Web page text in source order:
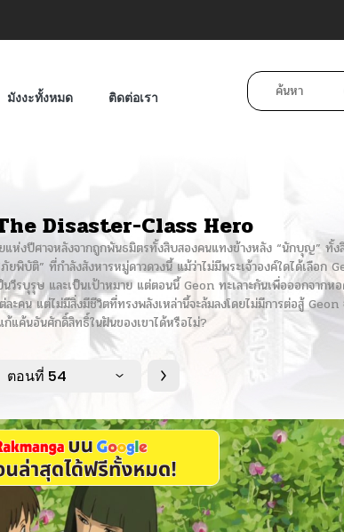
มังงะทั้งหมด ติดต่อเรา
Disaster-Class Hero
งปีศาจหลังจากถูกพันธมิตรทั้งสิบสองคนแทงข้างหลัง “นักบุญ” ทั้ง
ยพิบัติ” ที่กำลังสังหารหมู่ดาวดวงนี้ แม้ว่าไม่มีพระเจ้าองค์ใดได้เลือ
รบุรุษ และเป็นเป้าหมาย แต่ตอนนี้ Geon ทะเลาะกันเพื่อออกจากห
คน แต่ไม่มีสิ่งมีชีวิตที่ทรงพลังเหล่านี้จะล้มลงโดยไม่มีการต่อสู้ Geon
แค้นอันศักดิ์สิทธิ์ในฝันของเขาได้หรือไม่?
ตอนที่ 54